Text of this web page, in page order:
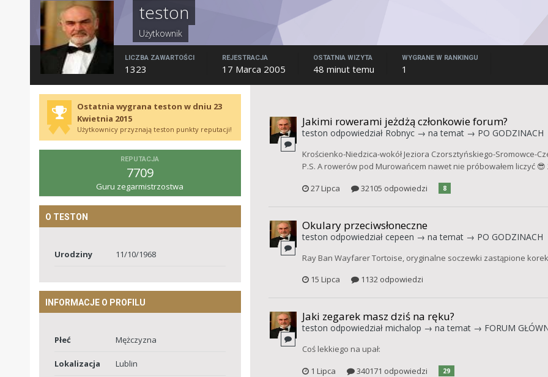
teston
Użytkownik
LICZBA ZAWARTOŚCI
1323
REJESTRACJA
17 Marca 2005
OSTATNIA WIZYTA
48 minut temu
WYGRANE W RANKINGU
1
Ostatnia wygrana teston w dniu 23
Kwietnia 2015
Użytkownicy przyznają teston punkty reputacji!
REPUTACJA
7709
Guru zegarmistrzostwa
O TESTON
Urodziny 11/10/1968
INFORMACJE O PROFILU
Płeć Mężczyzna
Lokalizacja Lublin
Jakimi rowerami jeżdżą członkowie forum?
teston odpowiedział Robnyc→ na temat → PO GODZINACH
Krościenko-Niedzica-wokół Jeziora Czorsztyńskiego-Sromowce-
P.S. A rowerów pod Murowańcem nawet nie próbowałem liczyć 😎
27 Lipca
32105 odpowiedzi 8
Okulary przeciwsłoneczne
teston odpowiedział cepeen → na temat → PO GODZINACH
Ray Ban Wayfarer Tortoise, oryginalne soczewki zastąpione
15 Lipca
1132 odpowiedzi
Jaki zegarek masz dziś na ręku?
teston odpowiedział michalop → na temat → FORUM
Coś lekkiego na upał:
1 Lipca
340171 odpowiedzi 29